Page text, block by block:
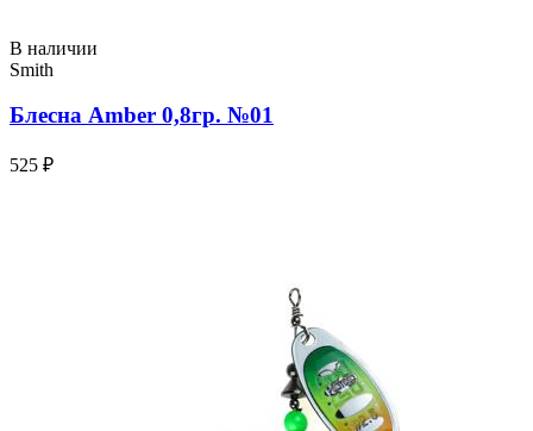
В наличии
Smith
Блесна Amber 0,8гр. №01
525 ₽